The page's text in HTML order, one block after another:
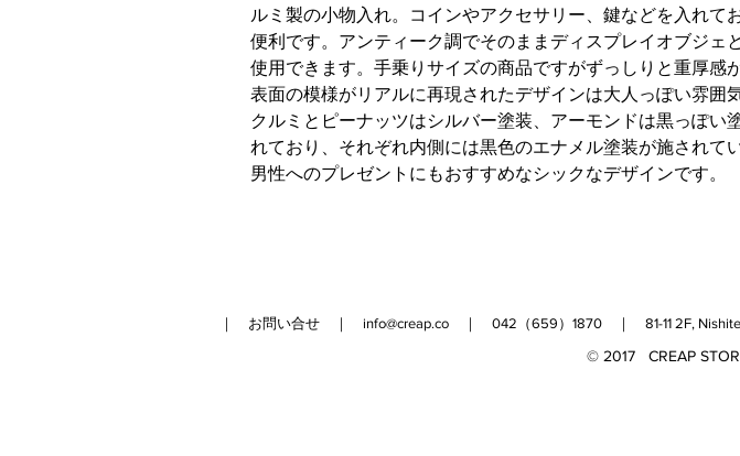
ルミ製の小物入れ。コインやアクセサリー、鍵などを入れて
便利です。アンティーク調でそのままディスプレイオブジェ
使用できます。手乗りサイズの商品ですがずっしりと重厚感が
表面の模様がリアルに再現されたデザインは大人っぽい雰囲気
クルミとピーナッツはシルバー塗装、アーモンドは黒っぽい
れており、それぞれ内側には黒色のエナメル塗装が施されてい
男性へのプレゼントにもおすすめなシックなデザインです。
｜ お問い合せ ｜ info@creap.co ｜ 042（659）1870 ｜ 81-11 2F,
© 2017 CREAP